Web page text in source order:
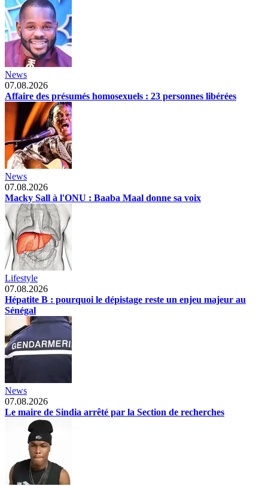
News
07.08.2026
Affaire des présumés homosexuels : 23 personnes libérées
News
07.08.2026
Macky Sall à l'ONU : Baaba Maal donne sa voix
Lifestyle
07.08.2026
Hépatite B : pourquoi le dépistage reste un enjeu majeur au
Sénégal
News
07.08.2026
Le maire de Sindia arrêté par la Section de recherches